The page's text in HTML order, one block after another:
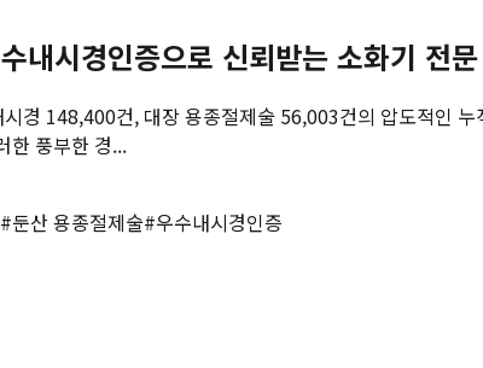
내시경인증으로 신뢰받는 소화기 전
경 148,400건, 대장 용종절제술 56,003건의 압도적인
한 풍부한 경...
#둔산 용종절제술#우수내시경인증